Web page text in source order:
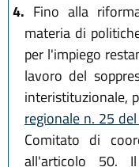
4. Fino alla
materia di
per l'impiego
lavoro del
interistituzionale,
regionale n. 25
Comitato di
all'articolo 50.